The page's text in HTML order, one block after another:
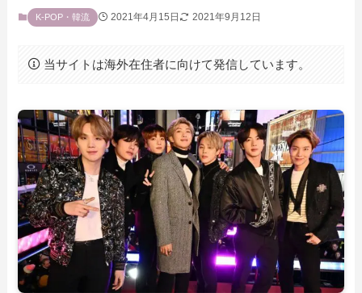
K-POP・韓流 2021年4月15日 2021年9月12日
当サイトは海外在住者に向けて発信しています。